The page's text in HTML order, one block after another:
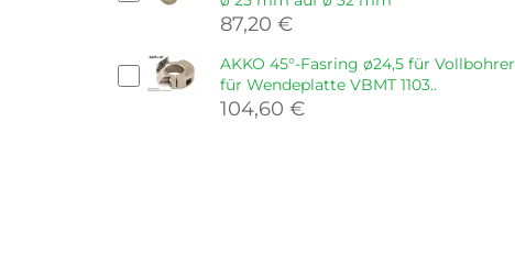
87,20 €
AKKO 45°-Fasring ø24,5 für Vollbohrer
für Wendeplatte VBMT 1103..
104,60 €